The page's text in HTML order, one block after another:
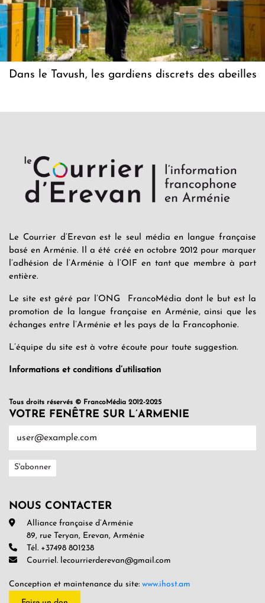
Dans le Tavush, les gardiens discrets des abeilles
Le Courrier d’Erevan est le seul média en langue française
basé en Arménie. Il a été créé en octobre 2012 pour marquer
l’adhésion de l’Arménie à l’OIF en tant que membre à part
entière.
Le site est géré par l’ONG FrancoMédia dont le but est la
promotion de la langue française en Arménie, ainsi que les
échanges entre l’Arménie et les pays de la Francophonie.
L’équipe du site est à votre écoute pour toute suggestion.
Informations et conditions d’utilisation
Tous droits réservés © FrancoMédia 2012-2025
VOTRE FENÊTRE SUR L’ARMENIE
NOUS CONTACTER
Alliance française d’Arménie
89, rue Teryan, Erevan, Arménie
Tél. +37498 801238
Courriel. lecourrierderevan@gmail.com
Conception et maintenance du site: www.ihost.am